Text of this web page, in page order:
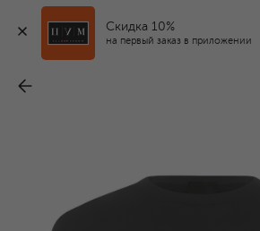
Скидка 10%
на первый заказ в приложении